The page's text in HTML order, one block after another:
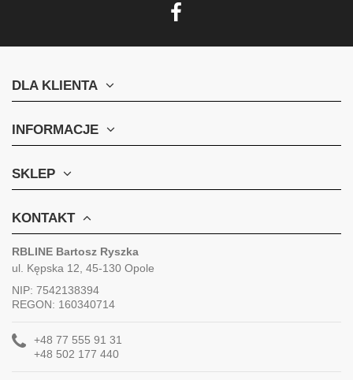
DLA KLIENTA
INFORMACJE
SKLEP
KONTAKT
RBLINE Bartosz Ryszka
ul. Kępska 12, 45-130 Opole
NIP: 7542138394
REGON: 160340714
+48 77 555 91 31
+48 502 177 440